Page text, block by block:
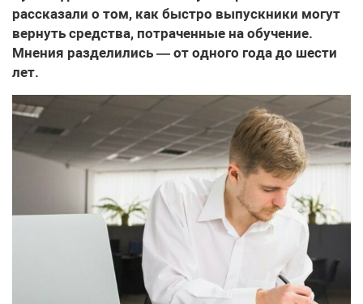
рассказали о том, как быстро выпускники могут
вернуть средства, потраченные на обучение.
Мнения разделились — от одного года до шести
лет.